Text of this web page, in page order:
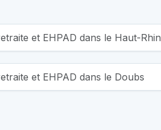
et EHPAD dans le Haut-Rhin
et EHPAD dans le Doubs